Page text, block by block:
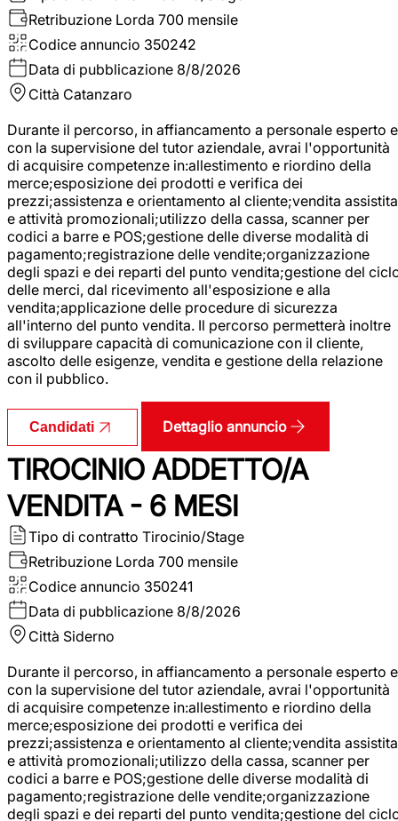
Retribuzione Lorda 700 mensile
Codice annuncio 350242
Data di pubblicazione 8/8/2026
Città Catanzaro
Durante il percorso, in affiancamento a personale esperto e
con la supervisione del tutor aziendale, avrai l'opportunità
di acquisire competenze in:allestimento e riordino della
merce;esposizione dei prodotti e verifica dei
prezzi;assistenza e orientamento al cliente;vendita assistita
e attività promozionali;utilizzo della cassa, scanner per
codici a barre e POS;gestione delle diverse modalità di
pagamento;registrazione delle vendite;organizzazione
degli spazi e dei reparti del punto vendita;gestione del
delle merci, dal ricevimento all'esposizione e alla
vendita;applicazione delle procedure di sicurezza
all'interno del punto vendita. Il percorso permetterà inoltre
di sviluppare capacità di comunicazione con il cliente,
ascolto delle esigenze, vendita e gestione della relazione
con il pubblico.
Candidati Dettaglio annuncio
TIROCINIO ADDETTO/A
VENDITA - 6 MESI
Tipo di contratto Tirocinio/Stage
Retribuzione Lorda 700 mensile
Codice annuncio 350241
Data di pubblicazione 8/8/2026
Città Siderno
Durante il percorso, in affiancamento a personale esperto e
con la supervisione del tutor aziendale, avrai l'opportunità
di acquisire competenze in:allestimento e riordino della
merce;esposizione dei prodotti e verifica dei
prezzi;assistenza e orientamento al cliente;vendita assistita
e attività promozionali;utilizzo della cassa, scanner per
codici a barre e POS;gestione delle diverse modalità di
pagamento;registrazione delle vendite;organizzazione
degli spazi e dei reparti del punto vendita;gestione del